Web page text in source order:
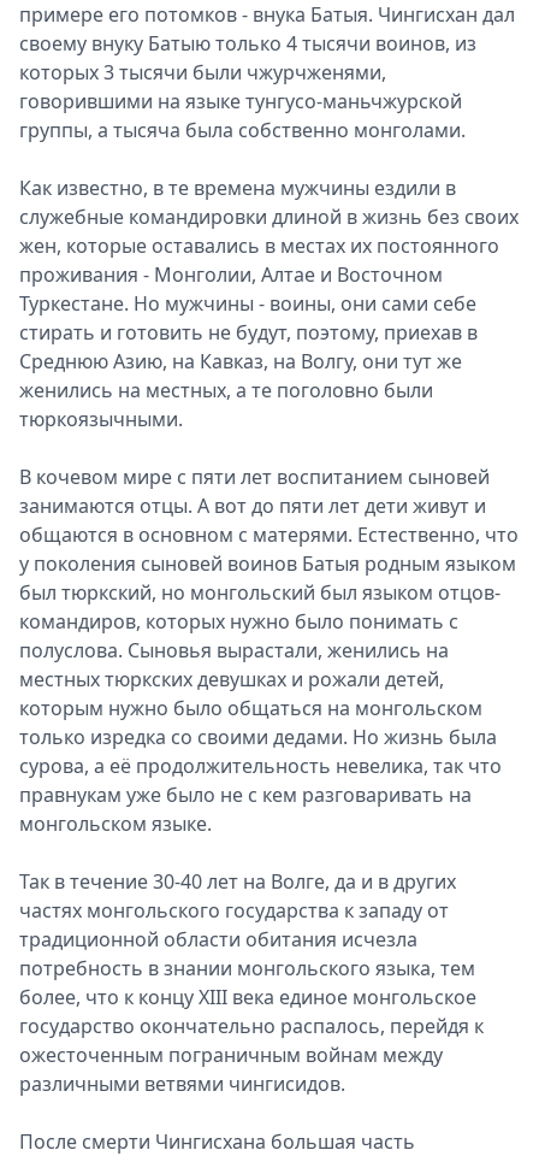
примере его потомков - внука Батыя. Чингисхан дал
своему внуку Батыю только 4 тысячи воинов, из
которых 3 тысячи были чжурчженями,
говорившими на языке тунгусо-маньчжурской
группы, а тысяча была собственно монголами.
Как известно, в те времена мужчины ездили в
служебные командировки длиной в жизнь без своих
жен, которые оставались в местах их постоянного
проживания - Монголии, Алтае и Восточном
Туркестане. Но мужчины - воины, они сами себе
стирать и готовить не будут, поэтому, приехав в
Среднюю Азию, на Кавказ, на Волгу, они тут же
женились на местных, а те поголовно были
тюркоязычными.
В кочевом мире с пяти лет воспитанием сыновей
занимаются отцы. А вот до пяти лет дети живут и
общаются в основном с матерями. Естественно, что
у поколения сыновей воинов Батыя родным языком
был тюркский, но монгольский был языком отцов-
командиров, которых нужно было понимать с
полуслова. Сыновья вырастали, женились на
местных тюркских девушках и рожали детей,
которым нужно было общаться на монгольском
только изредка со своими дедами. Но жизнь была
сурова, а её продолжительность невелика, так что
правнукам уже было не с кем разговаривать на
монгольском языке.
Так в течение 30-40 лет на Волге, да и в других
частях монгольского государства к западу от
традиционной области обитания исчезла
потребность в знании монгольского языка, тем
более, что к концу XIII века единое монгольское
государство окончательно распалось, перейдя к
ожесточенным пограничным войнам между
различными ветвями чингисидов.
После смерти Чингисхана большая часть